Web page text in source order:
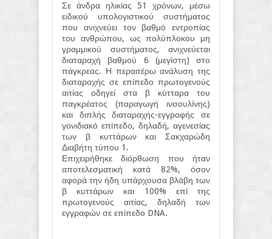
Σε άνδρα ηλικίας 51 χρόνων, μέσω
ειδικού υπολογιστικού συστήματος
που ανιχνεύει τον βαθμό εντροπίας
του ανθρώπου, ως πολύπλοκου μη
γραμμικού συστήματος, ανιχνεύεται
διαταραχή βαθμού 6 (μεγίστη) στο
πάγκρεας. Η περαιτέρω ανάλυση της
διαταραχής σε επίπεδο πρωτογενούς
αιτίας οδηγεί στα β κύτταρα του
παγκρέατος (παραγωγή ινσουλίνης)
και διπλής διαταραχής-εγγραφής σε
γονιδιακό επίπεδο, δηλαδή, αγενεσίας
των β κυττάρων και Σακχαρώδη
Διαβήτη τύπου 1.
Επιχειρήθηκε διόρθωση που ήταν
αποτελεσματική κατά 82%, όσον
αφορά την ήδη υπάρχουσα βλάβη των
β κυττάρων και 100% επί της
πρωτογενούς αιτίας, δηλαδή των
εγγραφών σε επίπεδο DNA.